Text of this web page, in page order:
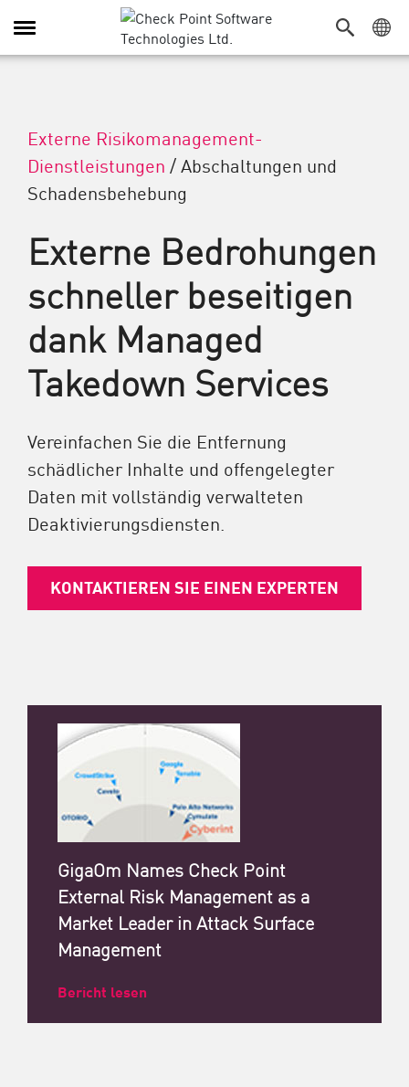
Navigation umschalten
Externe Risikomanagement-
Dienstleistungen /Abschaltungen und
Schadensbehebung
Externe Bedrohungen
schneller beseitigen
dank Managed
Takedown Services
Vereinfachen Sie die Entfernung
schädlicher Inhalte und offengelegter
Daten mit vollständig verwalteten
Deaktivierungsdiensten.
KONTAKTIEREN SIE EINEN EXPERTEN
GigaOm Names Check Point
External Risk Management as a
Market Leader in Attack Surface
Management
Bericht lesen